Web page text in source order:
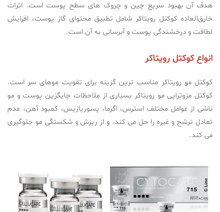
هدف آن بهبود سریع چین و چروک های سطح پوست است. اثرات
خارق‌العاده کوکتل رویتاکر شامل تطبیق محتوای گاز پوست، افزایش
لطافت و درخشندگی پوست و آبرسانی به آن است.
انواع کوکتل رویتاکر
کوکتل مو رویتاکر مناسب ترین گزینه برای تقویت موهای سر است.
کوکتل مزوتراپی مو رویتاکر بسیاری از ملاحظات جایگزین پوست و مو
ناشی از عوامل مختلف استرس، اگزما، پسوریازیس، کمبود آهن، عدم
تعادل ترشح و غیره را حل می کند. و از ریزش و شکستگی مو جلوگیری
می کند.